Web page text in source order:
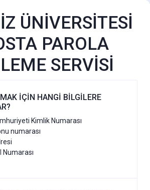
ÜNİVERSİTESİ
PAROLA
SERVİSİ
İÇİN HANGİ BİLGİLERE
Kimlik Numarası
numarası
Numarası